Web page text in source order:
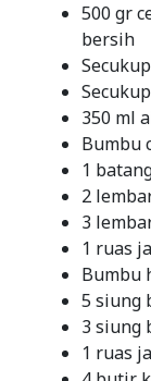
500 gr
bersih
350 ml
Bumbu
1
2
3
1 ruas
Bumbu
5 siung
3 siung
1 ruas